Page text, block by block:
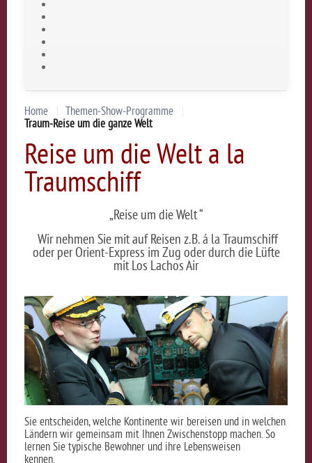
Home
Themen-Show-Programme
Traum-Reise um die ganze Welt
Reise um die Welt a la
Traumschiff
„Reise um die Welt “
Wir nehmen Sie mit auf Reisen z.B. á la Traumschiff
oder per Orient-Express im Zug oder durch die Lüfte
mit Los Lachos Air
Sie entscheiden, welche Kontinente wir bereisen und in welchen
Ländern wir gemeinsam mit Ihnen Zwischenstopp machen. So
lernen Sie typische Bewohner und ihre Lebensweisen
kennen.